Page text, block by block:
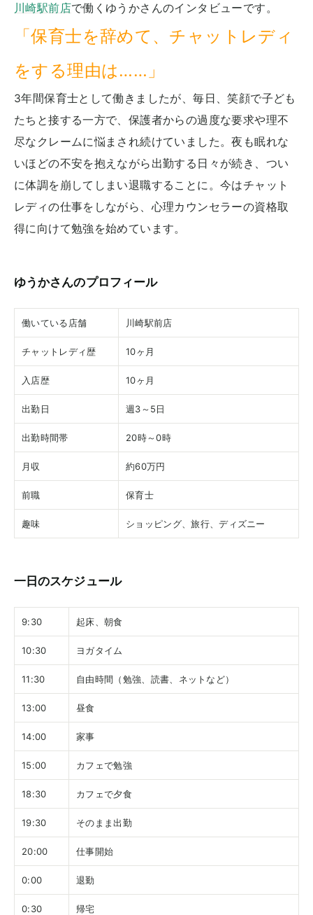
川崎駅前店で働くゆうかさんのインタビューです。
「保育士を辞めて、チャットレディ
をする理由は……」
3年間保育士として働きましたが、毎日、笑顔で子ども
たちと接する一方で、保護者からの過度な要求や理不
尽なクレームに悩まされ続けていました。夜も眠れな
いほどの不安を抱えながら出勤する日々が続き、つい
に体調を崩してしまい退職することに。今はチャット
レディの仕事をしながら、心理カウンセラーの資格取
得に向けて勉強を始めています。
ゆうかさんのプロフィール
働いている店舗 川崎駅前店
チャットレディ歴 10ヶ月
入店歴 10ヶ月
出勤日 週3～5日
出勤時間帯 20時～0時
月収 約60万円
前職 保育士
趣味 ショッピング、旅行、ディズニー
一日のスケジュール
9:30 起床、朝食
10:30 ヨガタイム
11:30 自由時間（勉強、読書、ネットなど）
13:00 昼食
14:00 家事
15:00 カフェで勉強
18:30 カフェで夕食
19:30 そのまま出勤
20:00 仕事開始
0:00 退勤
0:30 帰宅